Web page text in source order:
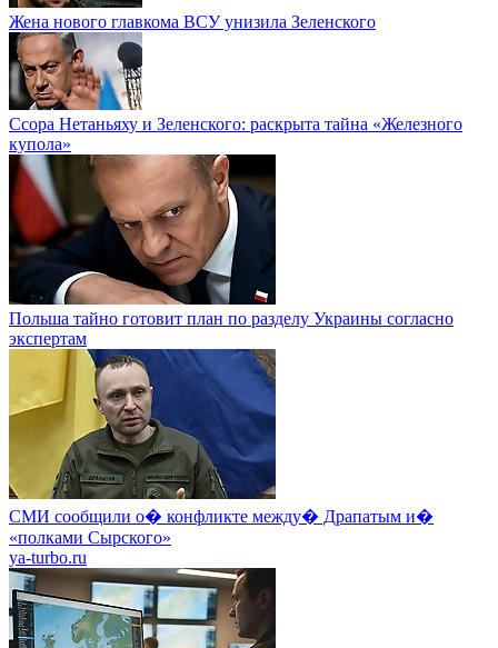
Жена нового главкома ВСУ унизила Зеленского
Ссора Нетаньяху и Зеленского: раскрыта тайна «Железного
купола»
Польша тайно готовит план по разделу Украины согласно
экспертам
СМИ сообщили о� конфликте между� Драпатым и�
«полками Сырского»
ya-turbo.ru